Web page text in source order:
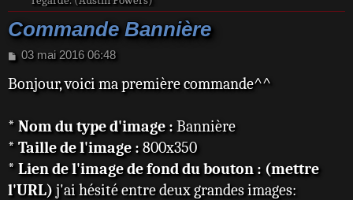
Commande Bannière
M
s
g
e
03 mai 2016 06:48
Bonjour, voici ma première commande^^
* Nom du type d'image : Bannière
* Taille de l'image : 800x350
* Lien de l'image de fond du bouton : (mettre
l'URL) j'ai hésité entre deux grandes images: